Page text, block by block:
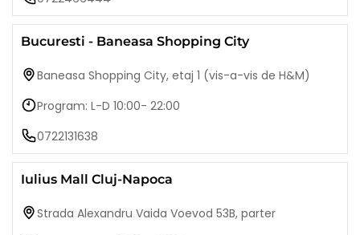
Bucuresti - Baneasa Shopping City
Baneasa Shopping City, etaj 1 (vis-a-vis de H&M)
Program: L-D 10:00- 22:00
0722131638
Iulius Mall Cluj-Napoca
Strada Alexandru Vaida Voevod 53B, parter